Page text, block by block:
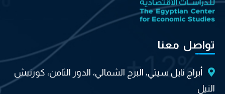
تواصل معنا
أبراج نايل سيتي، البرج الشمالي، الدور الثامن، كورنيش
النيل